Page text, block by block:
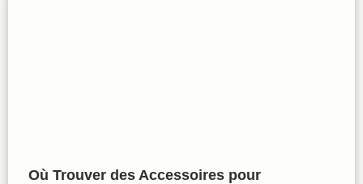
Où Trouver des Accessoires pour